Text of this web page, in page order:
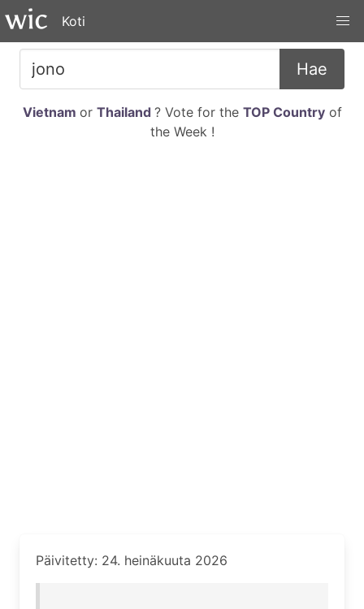
Koti
Hae
Vietnam or Thailand ? Vote for the TOP Countryof
the Week !
Päivitetty: 24. heinäkuuta 2026